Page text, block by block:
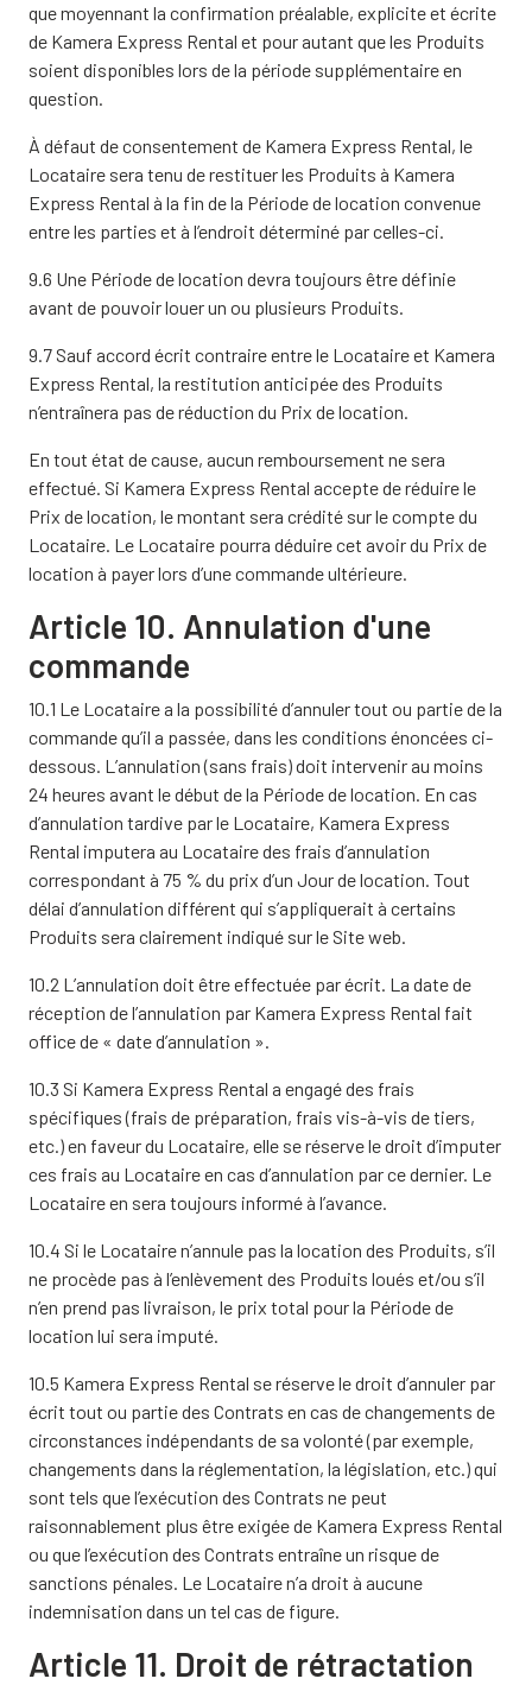
que moyennant la confirmation préalable, explicite et écrite
de Kamera Express Rental et pour autant que les Produits
soient disponibles lors de la période supplémentaire en
question.
À défaut de consentement de Kamera Express Rental, le
Locataire sera tenu de restituer les Produits à Kamera
Express Rental à la fin de la Période de location convenue
entre les parties et à l’endroit déterminé par celles-ci.
9.6 Une Période de location devra toujours être définie
avant de pouvoir louer un ou plusieurs Produits.
9.7 Sauf accord écrit contraire entre le Locataire et Kamera
Express Rental, la restitution anticipée des Produits
n’entraînera pas de réduction du Prix de location.
En tout état de cause, aucun remboursement ne sera
effectué. Si Kamera Express Rental accepte de réduire le
Prix de location, le montant sera crédité sur le compte du
Locataire. Le Locataire pourra déduire cet avoir du Prix de
location à payer lors d’une commande ultérieure.
Article 10. Annulation d'une
commande
10.1 Le Locataire a la possibilité d’annuler tout ou partie de la
commande qu’il a passée, dans les conditions énoncées ci-
dessous. L’annulation (sans frais) doit intervenir au moins
24 heures avant le début de la Période de location. En cas
d’annulation tardive par le Locataire, Kamera Express
Rental imputera au Locataire des frais d’annulation
correspondant à 75 % du prix d’un Jour de location. Tout
délai d’annulation différent qui s’appliquerait à certains
Produits sera clairement indiqué sur le Site web.
10.2 L’annulation doit être effectuée par écrit. La date de
réception de l’annulation par Kamera Express Rental fait
office de « date d’annulation ».
10.3 Si Kamera Express Rental a engagé des frais
spécifiques (frais de préparation, frais vis-à-vis de tiers,
etc.) en faveur du Locataire, elle se réserve le droit d’imputer
ces frais au Locataire en cas d’annulation par ce dernier. Le
Locataire en sera toujours informé à l’avance.
10.4 Si le Locataire n’annule pas la location des Produits, s’il
ne procède pas à l’enlèvement des Produits loués et/ou s’il
n’en prend pas livraison, le prix total pour la Période de
location lui sera imputé.
10.5 Kamera Express Rental se réserve le droit d’annuler par
écrit tout ou partie des Contrats en cas de changements de
circonstances indépendants de sa volonté (par exemple,
changements dans la réglementation, la législation, etc.) qui
sont tels que l’exécution des Contrats ne peut
raisonnablement plus être exigée de Kamera Express Rental
ou que l’exécution des Contrats entraîne un risque de
sanctions pénales. Le Locataire n’a droit à aucune
indemnisation dans un tel cas de figure.
Article 11. Droit de rétractation